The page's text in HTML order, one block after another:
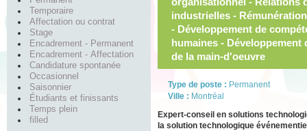
Temporaire
Affectation ou contrat
Stage
Encadrement - Permanent
Encadrement - Affectation
Candidature spontanée
Occasionnel
Saisonnier
Étudiants et finissants
Temps plein
filled
industrielles -
- Développement de
humaines -
de la main-d'oeuvre
Type de poste : Permanent
Ville : Montréal
Expert-conseil en solutions
la solution technologique